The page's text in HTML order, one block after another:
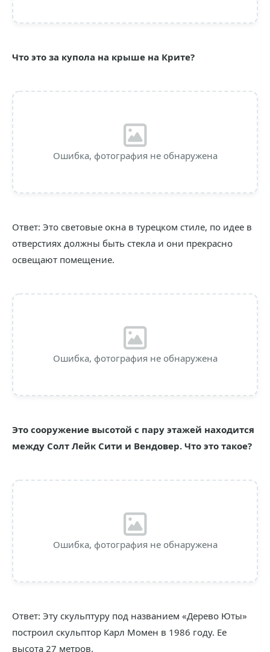
Что это за купола на крыше на Крите?
Ошибка, фотография не обнаружена
Ответ: Это световые окна в турецком стиле, по идее в
отверстиях должны быть стекла и они прекрасно
освещают помещение.
Ошибка, фотография не обнаружена
Это сооружение высотой с пару этажей находится
между Солт Лейк Сити и Вендовер. Что это такое?
Ошибка, фотография не обнаружена
Ответ: Эту скульптуру под названием «Дерево Юты»
построил скульптор Карл Момен в 1986 году. Ее
высота 27 метров.